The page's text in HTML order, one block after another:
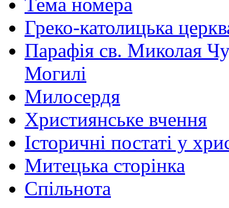
Тема номера
Греко-католицька
Парафія св. Миколая
Могилі
Милосердя
Християнське вчення
Історичні постаті у
Митецька сторінка
Спільнота